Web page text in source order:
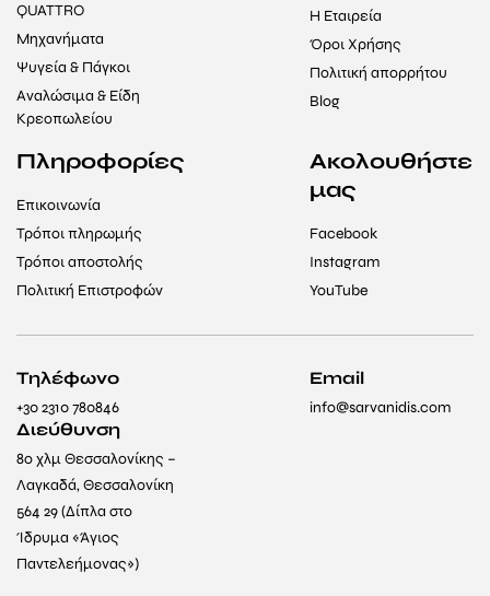
QUATTRO
Μηχανήματα
Ψυγεία & Πάγκοι
Αναλώσιμα & Είδη
Κρεοπωλείου
Η Εταιρεία
Όροι Χρήσης
Πολιτική απορρήτου
Blog
Πληροφορίες
Επικοινωνία
Τρόποι πληρωμής
Τρόποι αποστολής
Πολιτική Επιστροφών
Ακολουθήστε
μας
Facebook
Instagram
YouTube
Τηλέφωνο
+30 2310 780846
Email
info@sarvanidis.com
Διεύθυνση
8ο χλμ Θεσσαλονίκης –
Λαγκαδά, Θεσσαλονίκη
564 29 (Δίπλα στο
Ίδρυμα «Άγιος
Παντελεήμονας»)